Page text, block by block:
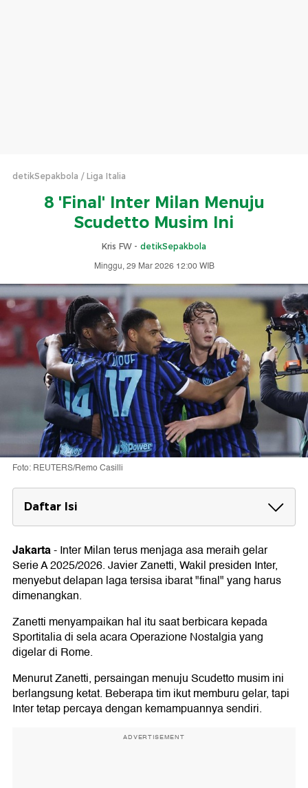
detikSepakbola Liga Italia
8 'Final' Inter Milan Menuju
Scudetto Musim Ini
Kris FW - detikSepakbola
Minggu, 29 Mar 2026 12:00 WIB
Foto: REUTERS/Remo Casilli
Daftar Isi
Delapan Laga Penentuan
Performa Menurun
8 laga sisa Inter Milan di Serie A 2025/2026
Jakarta-Inter Milan terus menjaga asa meraih gelar
Serie A 2025/2026. Javier Zanetti, Wakil presiden Inter,
menyebut delapan laga tersisa ibarat "final" yang harus
dimenangkan.
Zanetti menyampaikan hal itu saat berbicara kepada
Sportitalia di sela acara Operazione Nostalgia yang
digelar di Rome.
Menurut Zanetti, persaingan menuju Scudetto musim ini
berlangsung ketat. Beberapa tim ikut memburu gelar, tapi
Inter tetap percaya dengan kemampuannya sendiri.
ADVERTISEMENT